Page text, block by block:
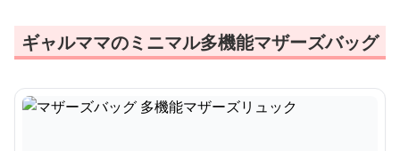
ギャルママのミニマル多機能マザーズバッグ